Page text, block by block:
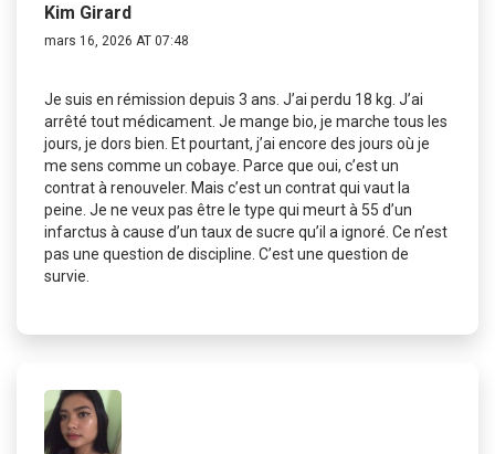
Kim Girard
mars 16, 2026 AT 07:48
Je suis en rémission depuis 3 ans. J’ai perdu 18 kg. J’ai
arrêté tout médicament. Je mange bio, je marche tous les
jours, je dors bien. Et pourtant, j’ai encore des jours où je
me sens comme un cobaye. Parce que oui, c’est un
contrat à renouveler. Mais c’est un contrat qui vaut la
peine. Je ne veux pas être le type qui meurt à 55 d’un
infarctus à cause d’un taux de sucre qu’il a ignoré. Ce n’est
pas une question de discipline. C’est une question de
survie.